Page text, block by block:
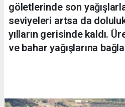
göletlerinde son
seviyeleri artsa da
yılların gerisinde kaldı.
ve bahar yağışlarına